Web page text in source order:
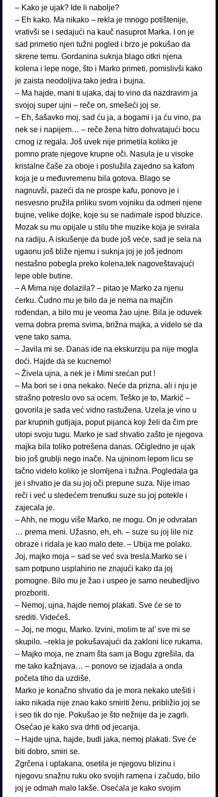
– Kako je ujak? Ide li nabolje?
– Eh kako. Ma nikako – rekla je mnogo potištenije,
vrativši se i sedajući na kauč nasuprot Marka. I on je
sad primetio njen tužni pogled i brzo je pokušao da
skrene temu. Gordanina suknja blago otkri njena
kolena i lepe noge, što i Marko primeti, pomislivši kako
je zaista neodoljiva tako jedra i bujna.
– Ma hajde, mani ti ujaka, daj to vino da nazdravim ja
svojoj super ujni – reče on, smešeći joj se.
– Eh, šašavko moj, sad ću ja, a bogami i ja ću vino, pa
nek se i napijem… – reče žena hitro dohvatajući bocu
crnog iz regala. Još uvek nije primetila koliko je
pomno prate njegove krupne oči. Nasula je u visoke
kristalne čaše za oboje i poslužila zajedno sa kafom
koja je u međuvremenu bila gotova. Blago se
nagnuvši, pazeći da ne prospe kafu, ponovo je i
nesvesno pružila priliku svom vojniku da odmeri njene
bujne, velike dojke, koje su se nadimale ispod bluzice.
Mozak su mu opijale u stilu tihe muzike koja je svirala
na radiju. A iskušenje da bude još veće, sad je sela na
ugaonu još bliže njemu i suknja joj je još jednom
nestašno pobegla preko kolena,tek nagoveštavajući
lepe oble butine.
– A Mima nije dolazila? – pitao je Marko za njenu
ćerku. Čudno mu je bilo da je nema na majčin
rođendan, a bilo mu je veoma žao ujne. Bila je oduvek
vema dobra prema svima, brižna majka, a videlo se da
vene tako sama.
– Javila mi se. Danas ide na ekskurziju pa nije mogla
doći. Hajde da se kucnemo!
– Živela ujna, a nek je i Mimi srećan put !
– Ma bori se i ona nekako. Neće da prizna, ali i nju je
strašno potreslo ovo sa ocem. Teško je to, Markić –
govorila je sada već vidno rastužena. Uzela je vino u
par krupnih gutljaja, poput pijanca koji želi da čim pre
utopi svoju tugu. Marko je sad shvatio zašto je njegova
majka bila toliko potrešena danas. Očigledno je ujak
bio još grublji nego inače. Na ujninom lepom licu se
tačno videlo koliko je slomljena i tužna. Pogledala ga
je i shvatio je da su joj oči prepune suza. Nije imao
reči i već u sledećem trenutku suze su joj potekle i
zajecala je.
– Ahh, ne mogu više Marko, ne mogu. On je odvratan
… prema meni. Užasno, eh, eh. – suze su joj lile niz
obraze i ridala je kao malo dete. – Ubija me polako.
Joj, majko moja – sad se već sva tresla.Marko se i
sam potpuno usplahirio ne znajući kako da joj
pomogne. Bilo mu je žao i uspeo je samo neubedljivo
prozboriti.
– Nemoj, ujna, hajde nemoj plakati. Sve će se to
srediti. Videćeš.
– Joj, ne mogu, Marko. Izvini, molim te al’ sve mi se
skupilo. –rekla je pokušavajući da zakloni lice rukama.
– Majko moja, ne znam šta sam ja Bogu zgrešila, da
me tako kažnjava… – ponovo se izjadala a onda
počela tiho da uzdiše.
Marko je konačno shvatio da je mora nekako utešiti i
iako nikada nije znao kako smiriti ženu, približio joj se
i seo tik do nje. Pokušao je što nežnije da je zagrli.
Osećao je kako sva drhti od jecanja.
– Hajde ujna, hajde, budi jaka, nemoj plakati. Sve će
biti dobro, smiri se.
Zgrčena i uplakana, osetila je njegovu blizinu i
njegovu snažnu ruku oko svojih ramena i začudo, bilo
joj je odmah malo lakše. Osećala je kako svojim